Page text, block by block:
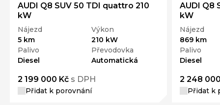
AUDI Q8 SUV 50 TDI quattro 210
kW
Nájezd
5 km
Výkon
210 kW
Palivo
Diesel
Převodovka
Automatická
2 199 000 Kč s DPH
Přidat k porovnání
AUDI Q8
kW
Nájezd
869 km
Palivo
Diesel
2 248
Přidat k